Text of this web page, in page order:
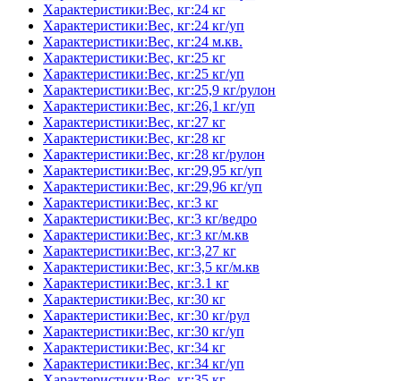
Характеристики:Вес, кг:24 кг
Характеристики:Вес, кг:24 кг/уп
Характеристики:Вес, кг:24 м.кв.
Характеристики:Вес, кг:25 кг
Характеристики:Вес, кг:25 кг/уп
Характеристики:Вес, кг:25,9 кг/рулон
Характеристики:Вес, кг:26,1 кг/уп
Характеристики:Вес, кг:27 кг
Характеристики:Вес, кг:28 кг
Характеристики:Вес, кг:28 кг/рулон
Характеристики:Вес, кг:29,95 кг/уп
Характеристики:Вес, кг:29,96 кг/уп
Характеристики:Вес, кг:3 кг
Характеристики:Вес, кг:3 кг/ведро
Характеристики:Вес, кг:3 кг/м.кв
Характеристики:Вес, кг:3,27 кг
Характеристики:Вес, кг:3,5 кг/м.кв
Характеристики:Вес, кг:3.1 кг
Характеристики:Вес, кг:30 кг
Характеристики:Вес, кг:30 кг/рул
Характеристики:Вес, кг:30 кг/уп
Характеристики:Вес, кг:34 кг
Характеристики:Вес, кг:34 кг/уп